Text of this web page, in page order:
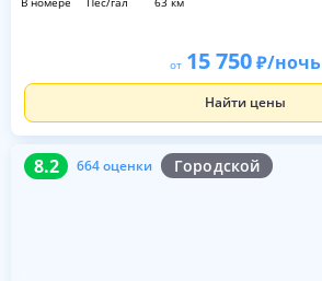
от 15 750 /ночь
Найти цены
8.2 664 оценки Городской
8.2 664 оценки